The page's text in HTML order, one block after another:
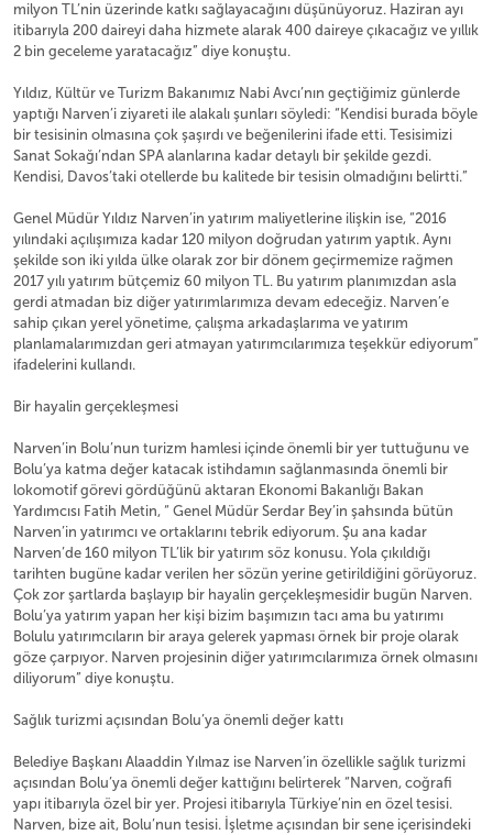
milyon TL’nin üzerinde katkı sağlayacağını düşünüyoruz. Haziran ayı
itibarıyla 200 daireyi daha hizmete alarak 400 daireye çıkacağız ve yıllık
2 bin geceleme yaratacağız” diye konuştu.
Yıldız, Kültür ve Turizm Bakanımız Nabi Avcı’nın geçtiğimiz günlerde
yaptığı Narven’i ziyareti ile alakalı şunları söyledi: “Kendisi burada böyle
bir tesisinin olmasına çok şaşırdı ve beğenilerini ifade etti. Tesisimizi
Sanat Sokağı’ndan SPA alanlarına kadar detaylı bir şekilde gezdi.
Kendisi, Davos’taki otellerde bu kalitede bir tesisin olmadığını belirtti.”
Genel Müdür Yıldız Narven’in yatırım maliyetlerine ilişkin ise, “2016
yılındaki açılışımıza kadar 120 milyon doğrudan yatırım yaptık. Aynı
şekilde son iki yılda ülke olarak zor bir dönem geçirmemize rağmen
2017 yılı yatırım bütçemiz 60 milyon TL. Bu yatırım planımızdan asla
gerdi atmadan biz diğer yatırımlarımıza devam edeceğiz. Narven’e
sahip çıkan yerel yönetime, çalışma arkadaşlarıma ve yatırım
planlamalarımızdan geri atmayan yatırımcılarımıza teşekkür ediyorum”
ifadelerini kullandı.
Bir hayalin gerçekleşmesi
Narven’in Bolu’nun turizm hamlesi içinde önemli bir yer tuttuğunu ve
Bolu’ya katma değer katacak istihdamın sağlanmasında önemli bir
lokomotif görevi gördüğünü aktaran Ekonomi Bakanlığı Bakan
Yardımcısı Fatih Metin, “ Genel Müdür Serdar Bey’in şahsında bütün
Narven’in yatırımcı ve ortaklarını tebrik ediyorum. Şu ana kadar
Narven’de 160 milyon TL’lik bir yatırım söz konusu. Yola çıkıldığı
tarihten bugüne kadar verilen her sözün yerine getirildiğini görüyoruz.
Çok zor şartlarda başlayıp bir hayalin gerçekleşmesidir bugün Narven.
Bolu’ya yatırım yapan her kişi bizim başımızın tacı ama bu yatırımı
Bolulu yatırımcıların bir araya gelerek yapması örnek bir proje olarak
göze çarpıyor. Narven projesinin diğer yatırımcılarımıza örnek olmasını
diliyorum” diye konuştu.
Sağlık turizmi açısından Bolu’ya önemli değer kattı
Belediye Başkanı Alaaddin Yılmaz ise Narven’in özellikle sağlık turizmi
açısından Bolu’ya önemli değer kattığını belirterek “Narven, coğrafi
yapı itibarıyla özel bir yer. Projesi itibarıyla Türkiye’nin en özel tesisi.
Narven, bize ait, Bolu’nun tesisi. İşletme açısından bir sene içerisindeki